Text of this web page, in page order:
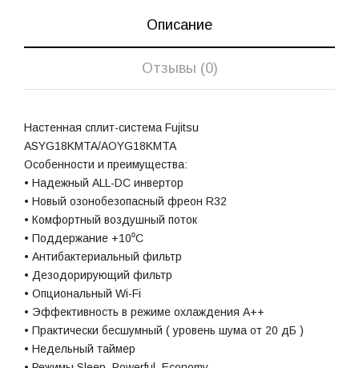
Описание
Отзывы (0)
Настенная сплит-система Fujitsu
ASYG18KMTA/AOYG18KMTA
Особенности и преимущества:
• Надежный ALL-DC инвертор
• Новый озонобезопасный фреон R32
• Комфортный воздушный поток
• Поддержание +10⁰С
• Антибактериальный фильтр
• Дезодорирующий фильтр
• Опциональный Wi-Fi
• Эффективность в режиме охлаждения А++
• Практически бесшумный ( уровень шума от 20 дБ )
• Недельный таймер